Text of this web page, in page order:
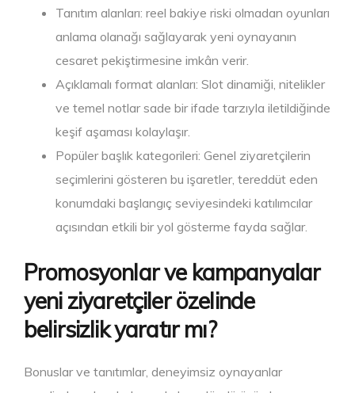
Tanıtım alanları: reel bakiye riski olmadan oyunları
anlama olanağı sağlayarak yeni oynayanın
cesaret pekiştirmesine imkân verir.
Açıklamalı format alanları: Slot dinamiği, nitelikler
ve temel notlar sade bir ifade tarzıyla iletildiğinde
keşif aşaması kolaylaşır.
Popüler başlık kategorileri: Genel ziyaretçilerin
seçimlerini gösteren bu işaretler, tereddüt eden
konumdaki başlangıç seviyesindeki katılımcılar
açısından etkili bir yol gösterme fayda sağlar.
Promosyonlar ve kampanyalar
yeni ziyaretçiler özelinde
belirsizlik yaratır mı?
Bonuslar ve tanıtımlar, deneyimsiz oynayanlar